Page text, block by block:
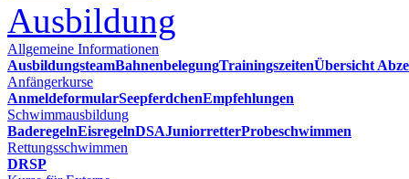
Ausbildung
Allgemeine Informationen
AusbildungsteamBahnenbelegungTrainingszeitenÜbersicht
Anfängerkurse
AnmeldeformularSeepferdchenEmpfehlungen
Schwimmausbildung
BaderegelnEisregelnDSAJuniorretterProbeschwimmen
Rettungsschwimmen
DRSP